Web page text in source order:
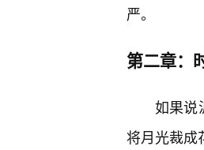
严。
第二章：
如果说
将月光裁成